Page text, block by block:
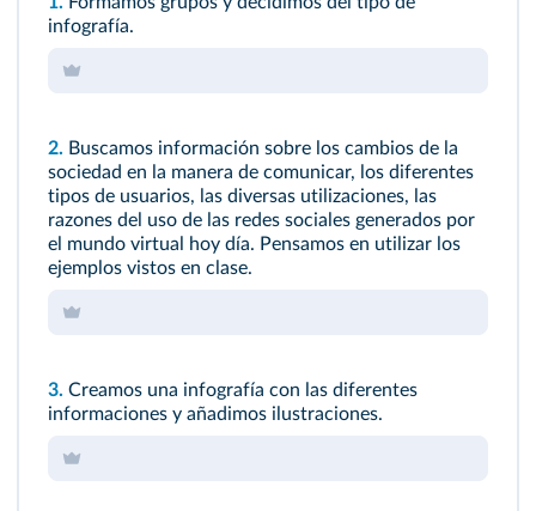
infografía.
2. Buscamos información sobre los cambios de la
sociedad en la manera de comunicar, los diferentes
tipos de usuarios, las diversas utilizaciones, las
razones del uso de las redes sociales generados por
el mundo virtual hoy día. Pensamos en utilizar los
ejemplos vistos en clase.
3. Creamos una infografía con las diferentes
informaciones y añadimos ilustraciones.